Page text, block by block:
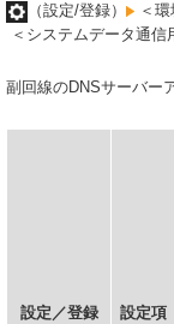
（設定/登録） ＜
＜システムデータ通信
副回線のDNSサーバー
設定／登録
設定項